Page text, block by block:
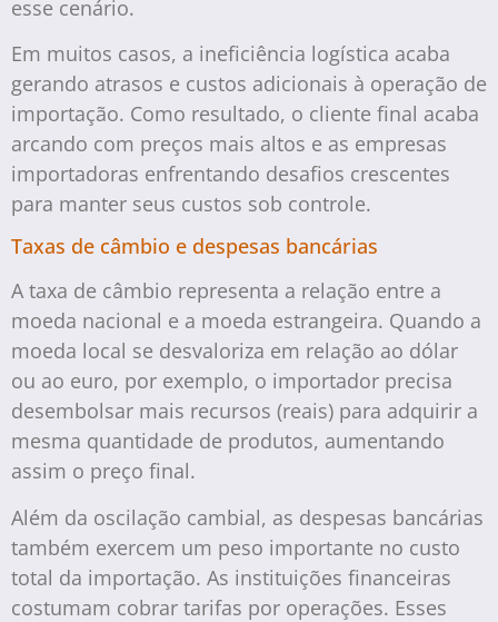
esse cenário.
Em muitos casos, a ineficiência logística acaba
gerando atrasos e custos adicionais à operação de
importação. Como resultado, o cliente final acaba
arcando com preços mais altos e as empresas
importadoras enfrentando desafios crescentes
para manter seus custos sob controle.
Taxas de câmbio e despesas bancárias
A taxa de câmbio representa a relação entre a
moeda nacional e a moeda estrangeira. Quando a
moeda local se desvaloriza em relação ao dólar
ou ao euro, por exemplo, o importador precisa
desembolsar mais recursos (reais) para adquirir a
mesma quantidade de produtos, aumentando
assim o preço final.
Além da oscilação cambial, as despesas bancárias
também exercem um peso importante no custo
total da importação. As instituições financeiras
costumam cobrar tarifas por operações. Esses